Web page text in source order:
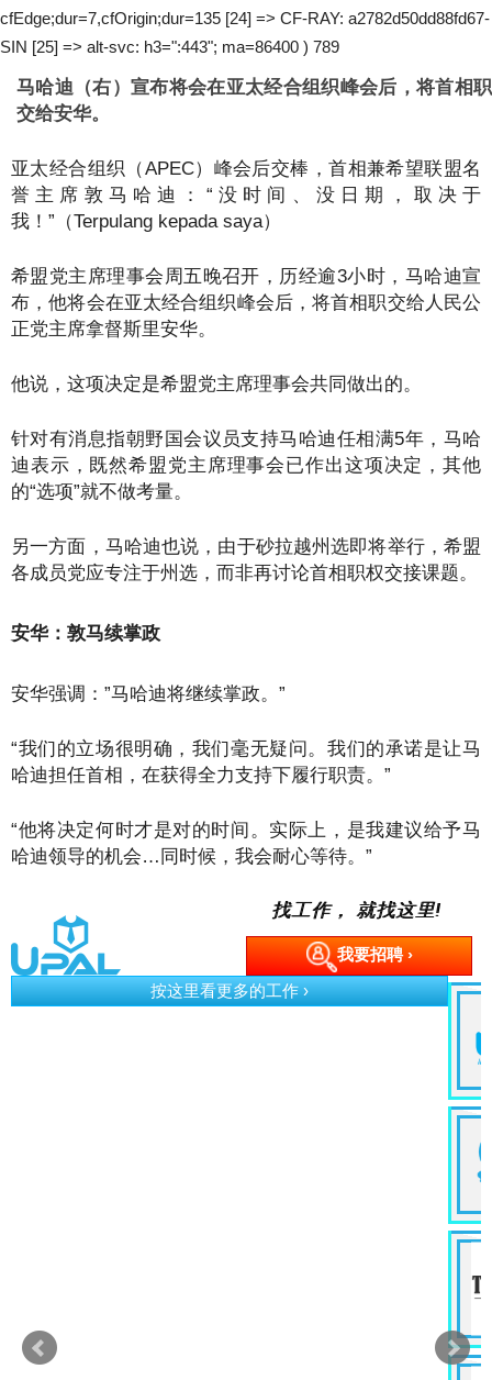
cfEdge;dur=7,cfOrigin;dur=135 [24] => CF-RAY: a2782d50dd88fd67-
SIN [25] => alt-svc: h3=":443"; ma=86400 ) 789
马哈迪（右）宣布将会在亚太经合组织峰会后，将首相职
交给安华。
亚太经合组织（APEC）峰会后交棒，首相兼希望联盟名
誉主席敦马哈迪：“没时间、没日期，取决于
我！”（Terpulang kepada saya）
希盟党主席理事会周五晚召开，历经逾3小时，马哈迪宣
布，他将会在亚太经合组织峰会后，将首相职交给人民公
正党主席拿督斯里安华。
他说，这项决定是希盟党主席理事会共同做出的。
针对有消息指朝野国会议员支持马哈迪任相满5年，马哈
迪表示，既然希盟党主席理事会已作出这项决定，其他
的“选项”就不做考量。
另一方面，马哈迪也说，由于砂拉越州选即将举行，希盟
各成员党应专注于州选，而非再讨论首相职权交接课题。
安华：敦马续掌政
安华强调：”马哈迪将继续掌政。”
“我们的立场很明确，我们毫无疑问。我们的承诺是让马
哈迪担任首相，在获得全力支持下履行职责。”
“他将决定何时才是对的时间。实际上，是我建议给予马
哈迪领导的机会…同时候，我会耐心等待。”
找工作， 就找这里!
我要招聘 ›
› 立即
› 立即
› 立即
› 立即申